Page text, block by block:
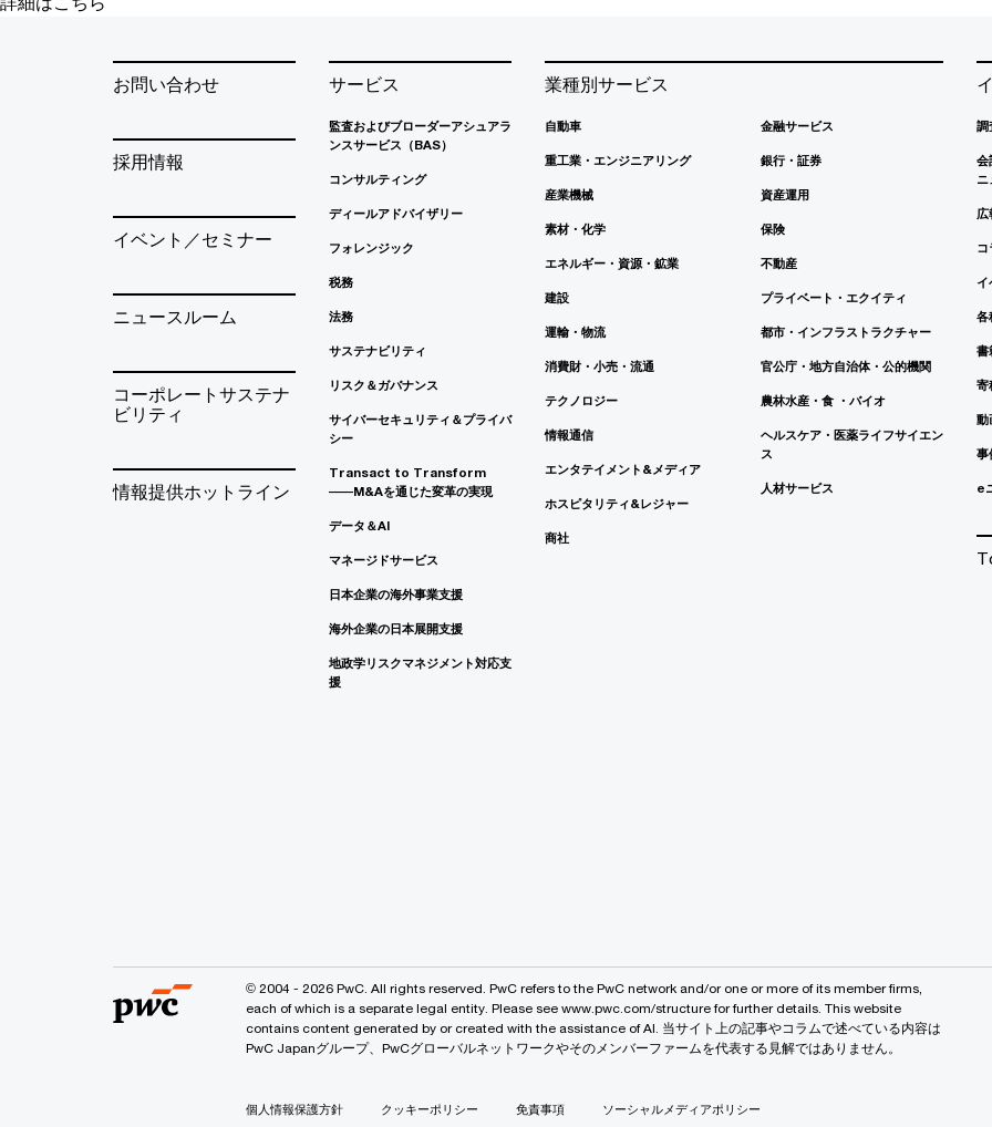
お問い合わせ
採用情報
イベント／セミナー
ニュースルーム
コーポレートサステナ
ビリティ
情報提供ホットライン
サービス
監査およびブローダーアシュアラ
ンスサービス（BAS）
コンサルティング
ディールアドバイザリー
フォレンジック
税務
法務
サステナビリティ
リスク＆ガバナンス
サイバーセキュリティ＆プライバ
シー
Transact to Transform
――M&Aを通じた変革の実現
データ＆AI
マネージドサービス
日本企業の海外事業支援
海外企業の日本展開支援
地政学リスクマネジメント対応支
援
業種別サービス
自動車
重工業・エンジニアリング
産業機械
素材・化学
エネルギー・資源・鉱業
建設
運輸・物流
消費財・小売・流通
テクノロジー
情報通信
エンタテイメント&メディア
ホスピタリティ&レジャー
商社
金融サービス
銀行・証券
資産運用
保険
不動産
プライベート・エクイティ
都市・インフラストラクチャー
官公庁・地方自治体・公的機関
農林水産・食 ・バイオ
ヘルスケア・医薬ライフサイエン
ス
人材サービス
調
会
ニ
広
コ
イ
各
書
寄
動
事
e
© 2004 - 2026 PwC. All rights reserved. PwC refers to the PwC network and/or one or more of its member firms,
each of which is a separate legal entity. Please see www.pwc.com/structure for further details. This website
contains content generated by or created with the assistance of AI. 当サイト上の記事やコラムで述べている内容は
PwC Japanグループ、PwCグローバルネットワークやそのメンバーファームを代表する見解ではありません。
個人情報保護方針 クッキーポリシー 免責事項 ソーシャルメディアポリシー